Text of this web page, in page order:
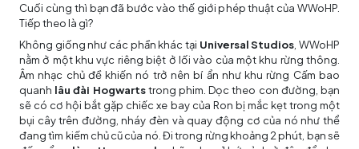
Cuối cùng thì bạn đã bước vào thế giới phép thuật của WWoHP.
Tiếp theo là gì?
Không giống như các phần khác tại Universal Studios, WWoHP
nằm ở một khu vực riêng biệt ở lối vào của một khu rừng thông.
Âm nhạc chủ đề khiến nó trở nên bí ẩn như khu rừng Cấm bao
quanh lâu đài Hogwartstrong phim. Dọc theo con đường, bạn
sẽ có cơ hội bắt gặp chiếc xe bay của Ron bị mắc kẹt trong một
bụi cây trên đường, nháy đèn và quay động cơ của nó như thể
đang tìm kiếm chủ cũ của nó. Đi trong rừng khoảng 2 phút, bạn sẽ